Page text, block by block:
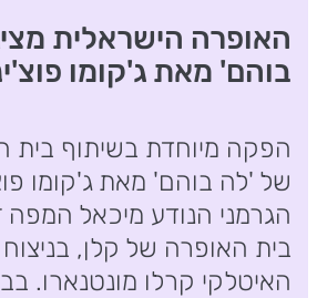
האופרה הישראלית
בוהם' מאת ג'קומו
הפקה מיוחדת בשיתוף בית
של 'לה בוהם' מאת ג'קומו
הגרמני הנודע מיכאל המפה
בית האופרה של קלן,
האיטלקי קרלו מונטנארו.